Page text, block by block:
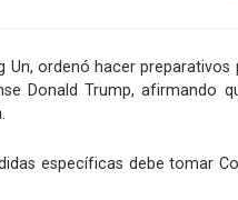
Un, ordenó hacer preparativos
Donald Trump, afirmando
específicas debe tomar